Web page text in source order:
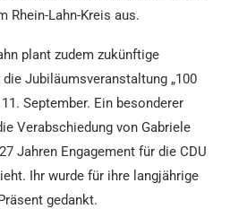
Rhein-Lahn-Kreis aus.
plant zudem zukünftige
Jubiläumsveranstaltung „100
September. Ein besonderer
Verabschiedung von Gabriele
Jahren Engagement für die CDU
Ihr wurde für ihre langjährige
gedankt.